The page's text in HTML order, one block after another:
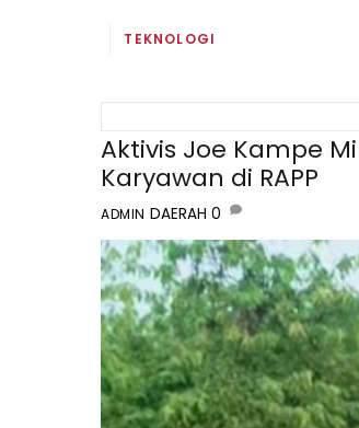
TEKNOLOGI
Aktivis Joe Kampe
Karyawan di RAPP
ADMIN DAERAH 0